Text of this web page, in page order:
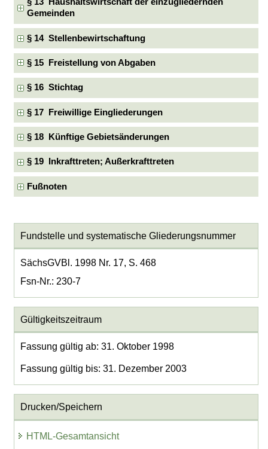
§ 13 Haushaltswirtschaft der einzugliedernden
Gemeinden
§ 14 Stellenbewirtschaftung
§ 15 Freistellung von Abgaben
§ 16 Stichtag
§ 17 Freiwillige Eingliederungen
§ 18 Künftige Gebietsänderungen
§ 19 Inkrafttreten; Außerkrafttreten
Fußnoten
Fundstelle und systematische Gliederungsnummer
SächsGVBl. 1998 Nr. 17, S. 468
Fsn-Nr.: 230-7
Gültigkeitszeitraum
Fassung gültig ab: 31. Oktober 1998
Fassung gültig bis: 31. Dezember 2003
Drucken/Speichern
HTML-Gesamtansicht